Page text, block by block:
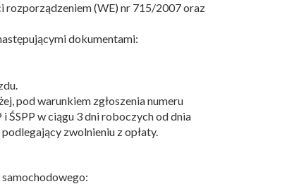
rozporządzeniem (WE) nr 715/2007 oraz
dokumentami:
pod warunkiem zgłoszenia numeru
ŚSPP w ciągu 3 dni roboczych od dnia
zwolnieniu z opłaty.